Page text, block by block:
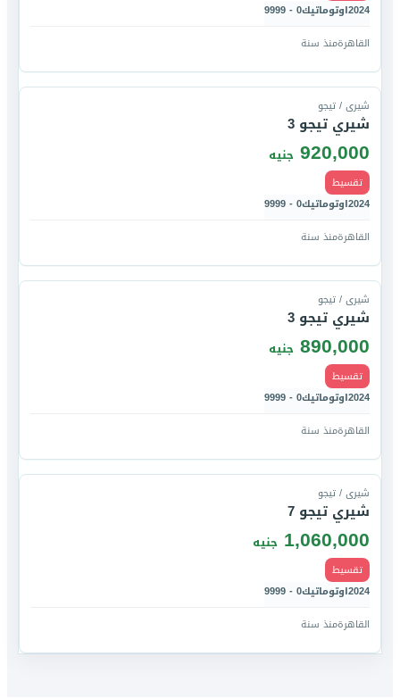
2024اوتوماتيك0 - 9999
القاهرةمنذ سنة
شيرى / تيجو
شيري تيجو 3
920,000 جنيه
تقسيط
2024اوتوماتيك0 - 9999
القاهرةمنذ سنة
شيرى / تيجو
شيري تيجو 3
890,000 جنيه
تقسيط
2024اوتوماتيك0 - 9999
القاهرةمنذ سنة
شيرى / تيجو
شيري تيجو 7
1,060,000 جنيه
تقسيط
2024اوتوماتيك0 - 9999
القاهرةمنذ سنة